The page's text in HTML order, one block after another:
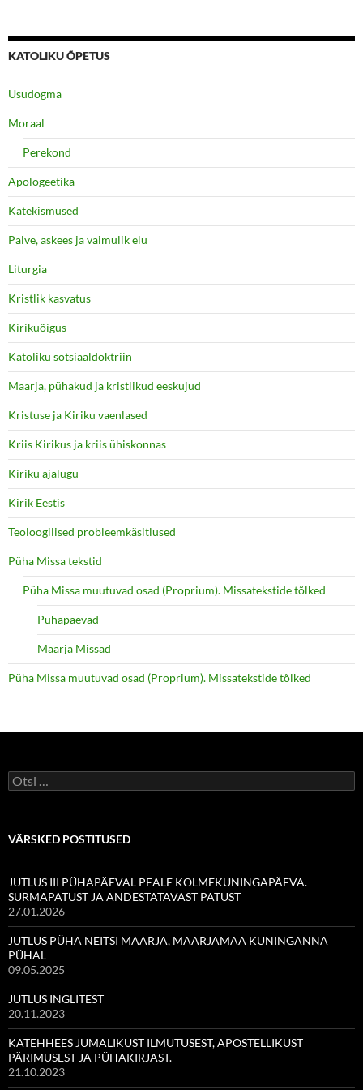
KATOLIKU ÕPETUS
Usudogma
Moraal
Perekond
Apologeetika
Katekismused
Palve, askees ja vaimulik elu
Liturgia
Kristlik kasvatus
Kirikuõigus
Katoliku sotsiaaldoktriin
Maarja, pühakud ja kristlikud eeskujud
Kristuse ja Kiriku vaenlased
Kriis Kirikus ja kriis ühiskonnas
Kiriku ajalugu
Kirik Eestis
Teoloogilised probleemkäsitlused
Püha Missa tekstid
Püha Missa muutuvad osad (Proprium). Missatekstide tõlked
Pühapäevad
Maarja Missad
Püha Missa muutuvad osad (Proprium). Missatekstide tõlked
Otsi:
VÄRSKED POSTITUSED
JUTLUS III PÜHAPÄEVAL PEALE KOLMEKUNINGAPÄEVA.
SURMAPATUST JA ANDESTATAVAST PATUST
27.01.2026
JUTLUS PÜHA NEITSI MAARJA, MAARJAMAA KUNINGANNA
PÜHAL
09.05.2025
JUTLUS INGLITEST
20.11.2023
KATEHHEES JUMALIKUST ILMUTUSEST, APOSTELLIKUST
PÄRIMUSEST JA PÜHAKIRJAST.
21.10.2023